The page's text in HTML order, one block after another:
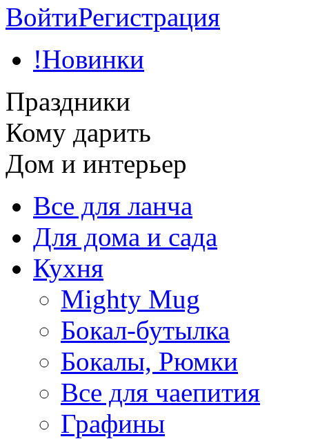
ВойтиРегистрация
!Новинки
Праздники
Кому дарить
Дом и интерьер
Все для ланча
Для дома и сада
Кухня
Mighty Mug
Бокал-бутылка
Бокалы, Рюмки
Все для чаепития
Графины